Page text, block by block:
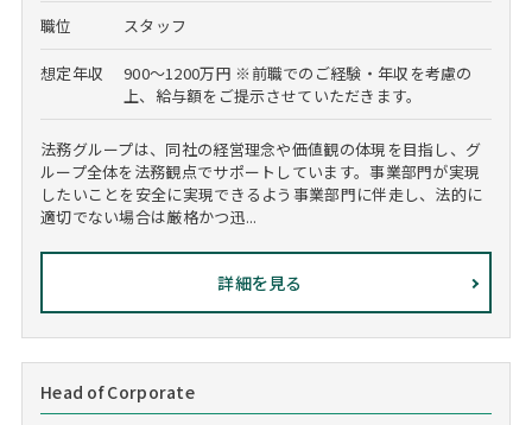
職位 スタッフ
想定年収
900～1200万円 ※前職でのご経験・年収を考慮の
上、給与額をご提示させていただきます。
法務グループは、同社の経営理念や価値観の体現を目指し、グ
ループ全体を法務観点でサポートしています。事業部門が実現
したいことを安全に実現できるよう事業部門に伴走し、法的に
適切でない場合は厳格かつ迅...
詳細を見る
Head of Corporate